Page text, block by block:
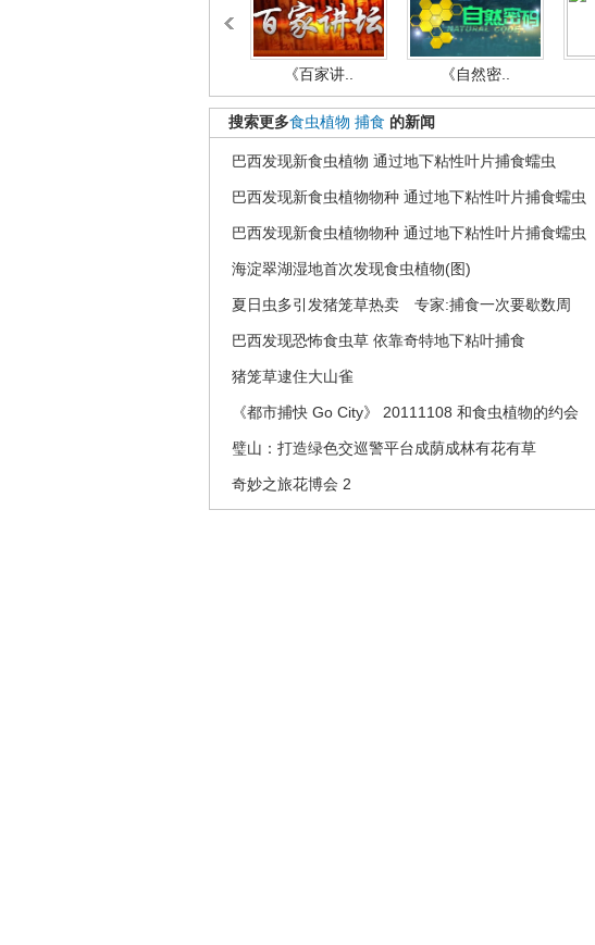
《百家讲.. 《自然密..
搜索更多食虫植物 捕食 的新闻
巴西发现新食虫植物 通过地下粘性叶片捕食蠕虫
巴西发现新食虫植物物种 通过地下粘性叶片捕食蠕虫
巴西发现新食虫植物物种 通过地下粘性叶片捕食蠕虫
海淀翠湖湿地首次发现食虫植物(图)
夏日虫多引发猪笼草热卖 专家:捕食一次要歇数周
巴西发现恐怖食虫草 依靠奇特地下粘叶捕食
猪笼草逮住大山雀
《都市捕快 Go City》 20111108 和食虫植物的约会
璧山：打造绿色交巡警平台成荫成林有花有草
奇妙之旅花博会 2